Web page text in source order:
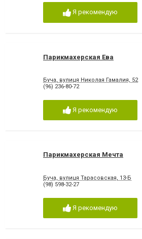
Я рекомендую
Парикмахерская Ева
Буча, вулиця Николая Гамалия, 52
(96) 236-80-72
Я рекомендую
Парикмахерская Мечта
Буча, вулиця Тарасовская, 13-Б
(98) 598-32-27
Я рекомендую